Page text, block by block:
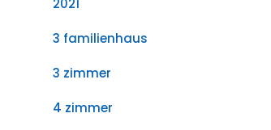
2021
3 familienhaus
3 zimmer
4 zimmer